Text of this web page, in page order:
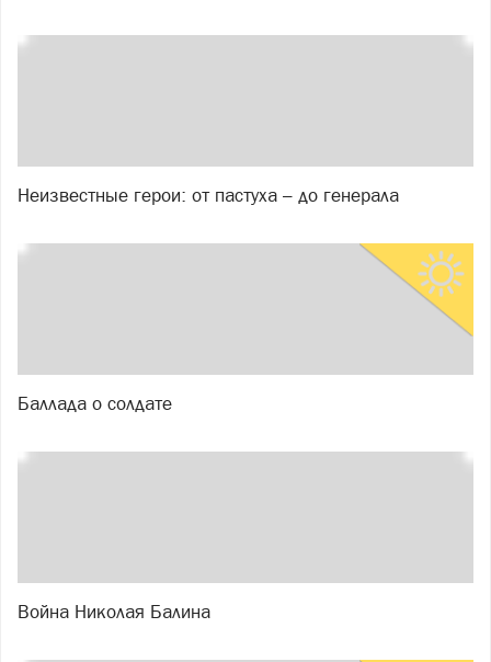
Неизвестные герои: от пастуха – до генерала
Баллада о солдате
Война Николая Балина